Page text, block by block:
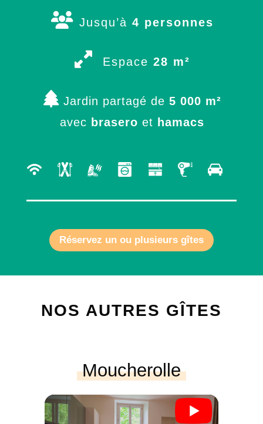
Jusqu’à 4 personnes
Espace 28 m²
Jardin partagé de 5 000 m²
avec brasero et hamacs
Réservez un ou plusieurs gîtes
NOS AUTRES GÎTES
Moucherolle